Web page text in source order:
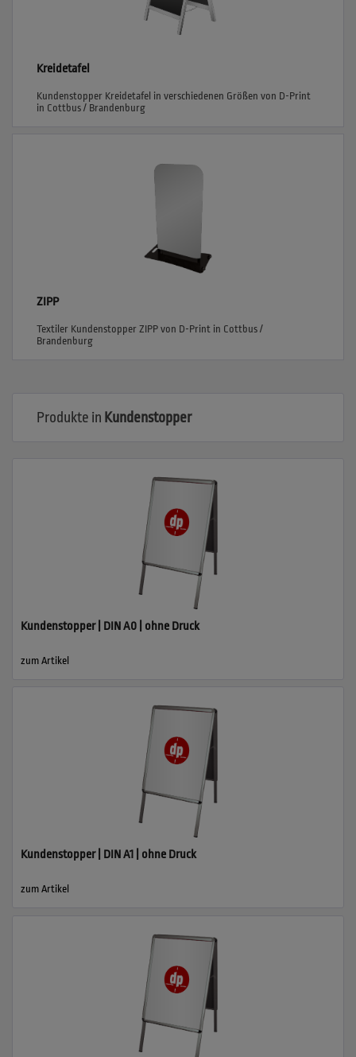
Kreidetafel
Kundenstopper Kreidetafel in verschiedenen Größen von D-Print
in Cottbus / Brandenburg
ZIPP
Textiler Kundenstopper ZIPP von D-Print in Cottbus /
Brandenburg
Produkte in Kundenstopper
Kundenstopper | DIN A0 | ohne Druck
zum Artikel
Kundenstopper | DIN A1 | ohne Druck
zum Artikel